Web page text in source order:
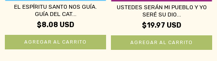
EL ESPÍRITU SANTO NOS GUÍA.
GUÍA DEL CAT...
$8.08 USD
USTEDES SERÁN MI PUEBLO Y YO
SERÉ SU DIO...
$19.97 USD